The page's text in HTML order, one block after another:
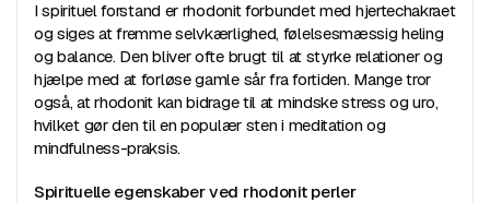
I spirituel forstand er rhodonit forbundet med hjertechakraet
og siges at fremme selvkærlighed, følelsesmæssig heling
og balance. Den bliver ofte brugt til at styrke relationer og
hjælpe med at forløse gamle sår fra fortiden. Mange tror
også, at rhodonit kan bidrage til at mindske stress og uro,
hvilket gør den til en populær sten i meditation og
mindfulness-praksis.
Spirituelle egenskaber ved rhodonit perler